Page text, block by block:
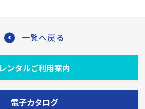
一覧へ戻る
レンタルご利用案内
電子カタログ